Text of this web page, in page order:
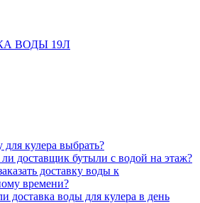
ВОДЫ 19Л
кулера выбрать?
доставщик бутыли с водой на этаж?
доставку воды к
времени?
доставка воды для кулера в день